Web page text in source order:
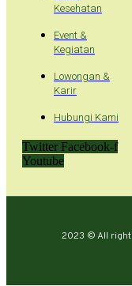
Kesehatan
Event &
Kegiatan
Lowongan &
Karir
Hubungi Kami
Twitter Facebook-f
Youtube
2023 © All